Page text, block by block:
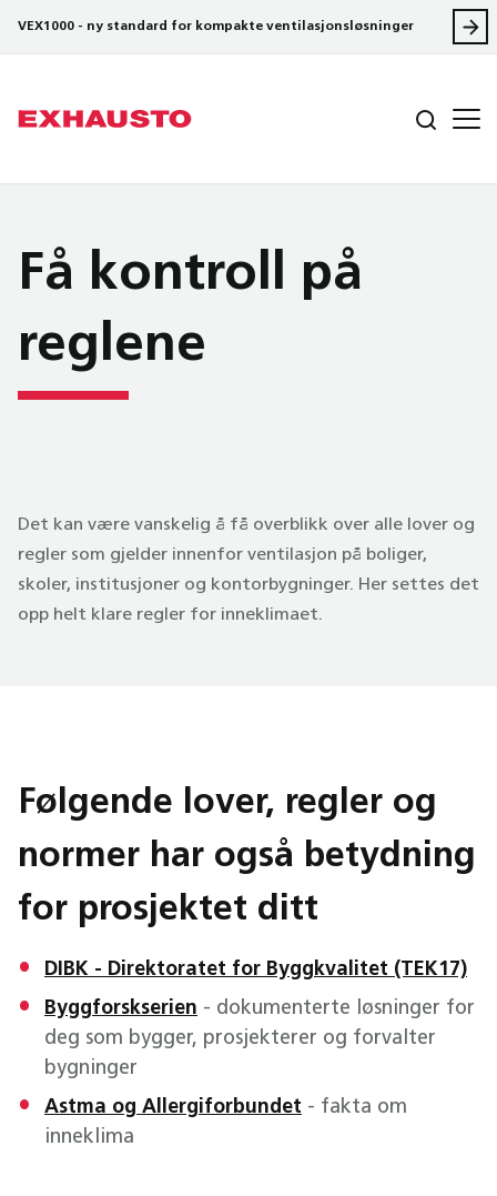
VEX1000 - ny standard for kompakte ventilasjonsløsninger
Få kontroll på
reglene
Det kan være vanskelig å få overblikk over alle lover og
regler som gjelder innenfor ventilasjon på boliger,
skoler, institusjoner og kontorbygninger. Her settes det
opp helt klare regler for inneklimaet.
Følgende lover, regler og
normer har også betydning
for prosjektet ditt
DIBK - Direktoratet for Byggkvalitet (TEK17)
Byggforskserien - dokumenterte løsninger for
deg som bygger, prosjekterer og forvalter
bygninger
Astma og Allergiforbundet - fakta om
inneklima